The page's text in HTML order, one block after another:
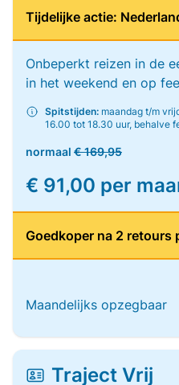
Tijdelijke actie:
Onbeperkt reizen in de
in het weekend en op
Spitstijden: maandag t/m
16.00 tot 18.30 uur, behalve
normaal € 169,95
€ 91,00 per
Goedkoper na 2 retours
Maandelijks opzegbaar
Traject Vrij